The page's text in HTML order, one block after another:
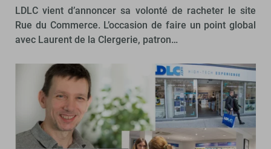
LDLC vient d’annoncer sa volonté de racheter le site
Rue du Commerce. L’occasion de faire un point global
avec Laurent de la Clergerie, patron…